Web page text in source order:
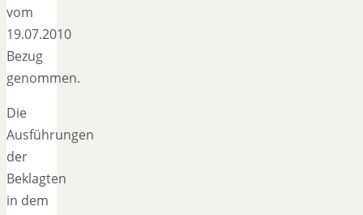
vom
19.07.2010
Bezug
genommen.
Die
Ausführungen
der
Beklagten
in dem